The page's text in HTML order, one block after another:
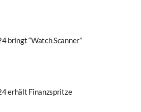
bringt “Watch Scanner”
erhält Finanzspritze